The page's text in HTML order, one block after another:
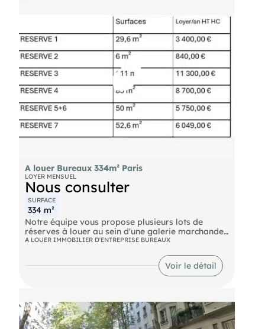
Porte de Bagnolet (Autoroute A3) / Porte des Lilas
(Route départementale 117)
A louer Bureaux 334m² Paris
LOYER MENSUEL
Nous consulter
SURFACE
334 m²
Notre équipe vous propose plusieurs lots de
réserves à louer au sein d'une galerie marchande
située à proximité de l'Avenue des Champs
aux véhicules et d'un monte-charge menant
directement à la galerie.
Bus GEORGE V (73, BALABUS), LA BOETIE -
de Gaulle-Etoile (A, E)
A LOUER IMMOBILIER D'ENTREPRISE BUREAUX
Voir le détail